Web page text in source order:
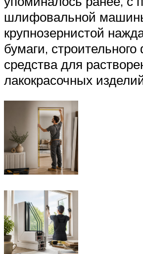
шлифовальной
крупнозернистой
бумаги,
средства для
лакокрасочных